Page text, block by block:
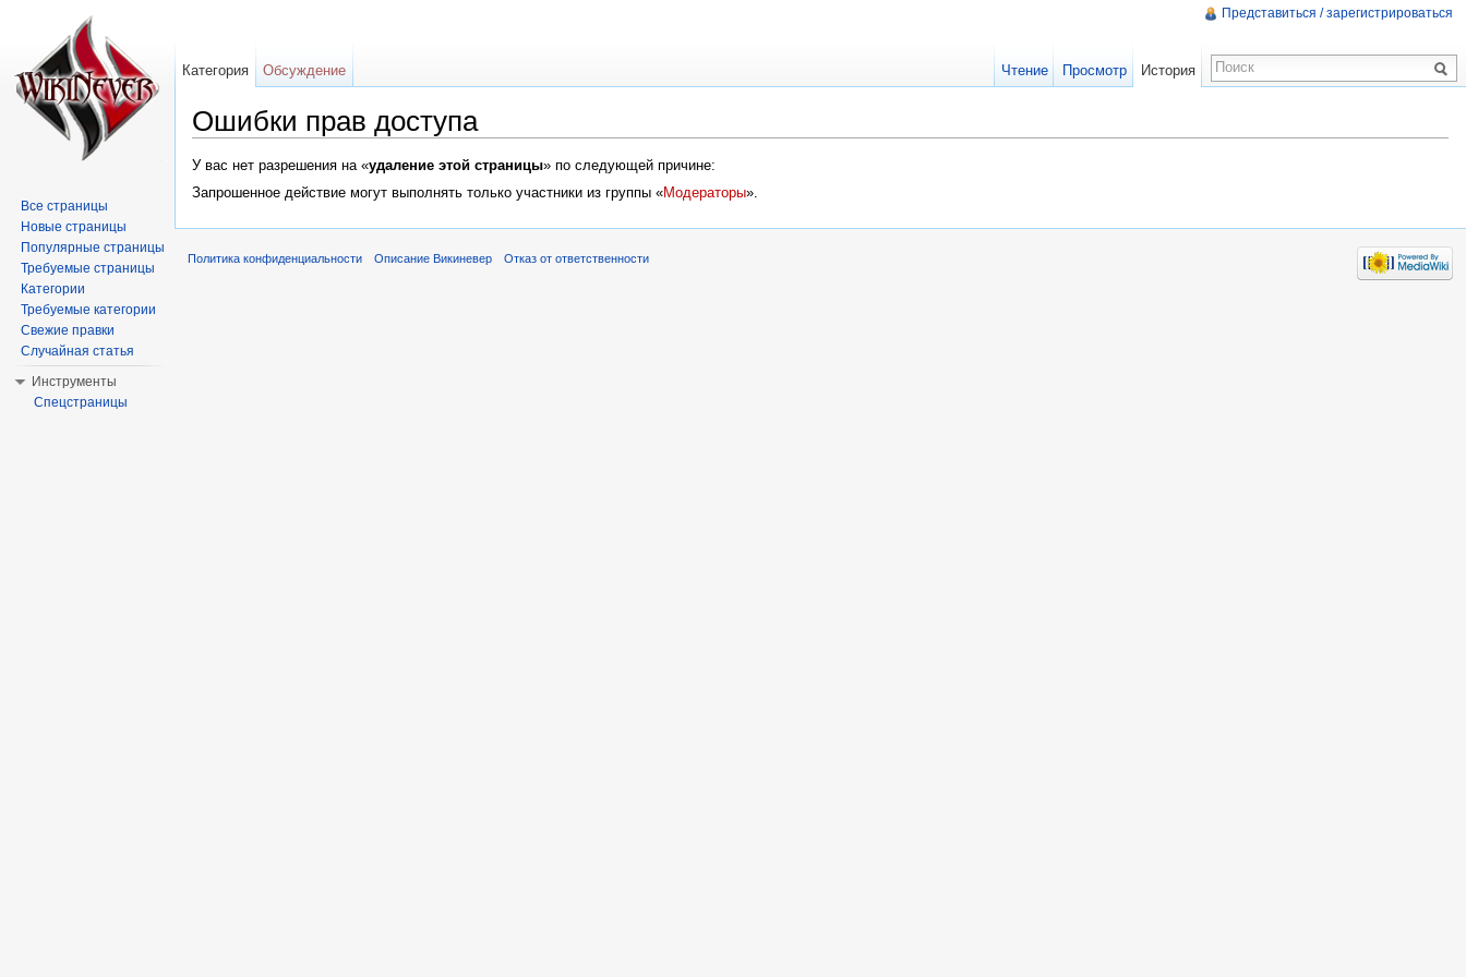
Ошибки прав доступа
У вас нет разрешения на «удаление этой страницы» по следующей причине:
Запрошенное действие могут выполнять только участники из группы «Модераторы».
Представиться / зарегистрироваться
Категория Обсуждение Чтение Просмотр История
Все страницы
Новые страницы
Популярные страницы
Требуемые страницы
Категории
Требуемые категории
Свежие правки
Случайная статья
Инструменты
Спецстраницы
Политика конфиденциальности Описание Викиневер Отказ от ответственности